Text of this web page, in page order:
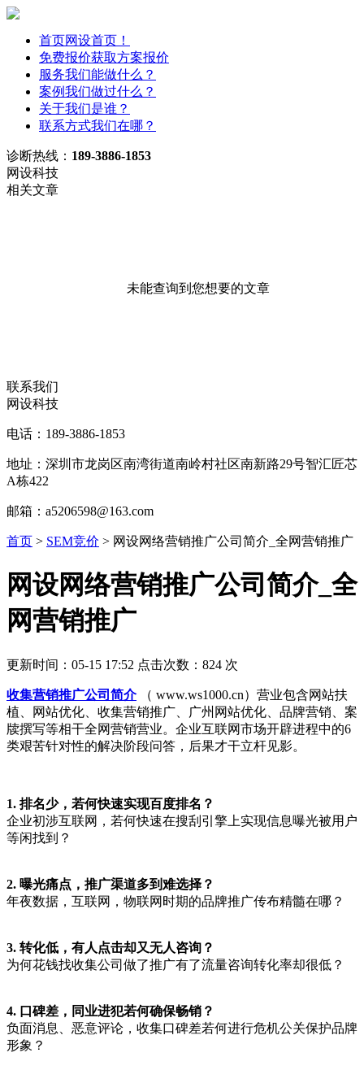
首页网设首页！
免费报价获取方案报价
服务我们能做什么？
案例我们做过什么？
关于我们是谁？
联系方式我们在哪？
诊断热线： 189-3886-1853
网设科技
相关文章
未能查询到您想要的文章
联系我们
网设科技
电话：189-3886-1853
地址：深圳市龙岗区南湾街道南岭村社区南新路29号智汇匠芯
A栋422
邮箱：a5206598@163.com
首页 > SEM竞价 > 网设网络营销推广公司简介_全网营销推广
网设网络营销推广公司简介_全
网营销推广
更新时间：05-15 17:52 点击次数：824 次
收集营销推广公司 简介（ www.ws1000.cn）营业包含网站扶
植、网站优化、收集营销推广、广州网站优化、品牌营销、案
牍撰写等相干全网营销营业。企业互联网市场开辟进程中的6
类艰苦针对性的解决阶段问答，后果才干立杆见影。
1. 排名少，若何快速实现百度排名？
企业初涉互联网，若何快速在搜刮引擎上实现信息曝光被用户
等闲找到？
2. 曝光痛点，推广渠道多到难选择？
年夜数据，互联网，物联网时期的品牌推广传布精髓在哪？
3. 转化低，有人点击却又无人咨询？
为何花钱找收集公司做了推广有了流量咨询转化率却很低？
4. 口碑差，同业进犯若何确保畅销？
负面消息、恶意评论，收集口碑差若何进行危机公关保护品牌
形象？